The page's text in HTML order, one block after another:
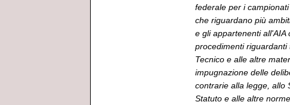
federale per i
che riguardano più
e gli appartenenti
procedimenti riguardanti
Tecnico e alle altre
impugnazione delle
contrarie alla legge, allo
Statuto e alle altre